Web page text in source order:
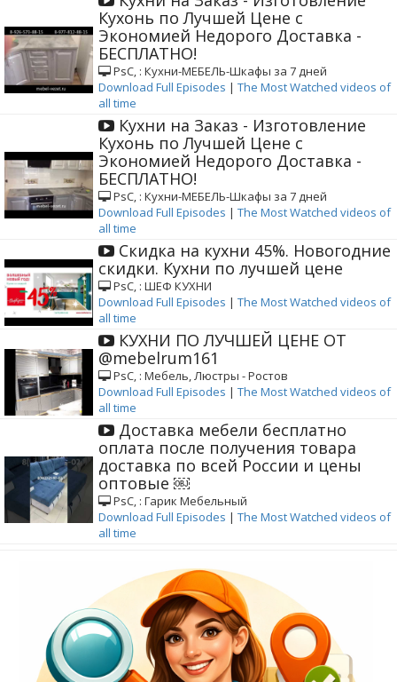
Кухонь по Лучшей Цене с
Экономией Недорого Доставка -
БЕСПЛАТНО!
РѕС‚ : Кухни-МЕБЕЛЬ-Шкафы за 7 дней
Download Full Episodes | The Most Watched videos of
all time
Кухни на Заказ - Изготовление
Кухонь по Лучшей Цене с
Экономией Недорого Доставка -
БЕСПЛАТНО!
РѕС‚ : Кухни-МЕБЕЛЬ-Шкафы за 7 дней
Download Full Episodes | The Most Watched videos of
all time
Cкидка на кухни 45%. Новогодние
скидки. Кухни по лучшей цене
РѕС‚ : ШЕФ КУХНИ
Download Full Episodes | The Most Watched videos of
all time
КУХНИ ПО ЛУЧШЕЙ ЦЕНЕ ОТ
@mebelrum161
РѕС‚ : Мебель, Люстры - Ростов
Download Full Episodes | The Most Watched videos of
all time
Доставка мебели бесплатно
оплата после получения товара
доставка по всей России и цены
оптовые ￼
РѕС‚ : Гарик Мебельный
Download Full Episodes | The Most Watched videos of
all time